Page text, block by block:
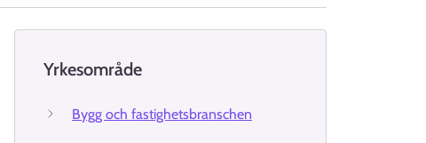
Yrkesområde
Bygg och fastighetsbranschen